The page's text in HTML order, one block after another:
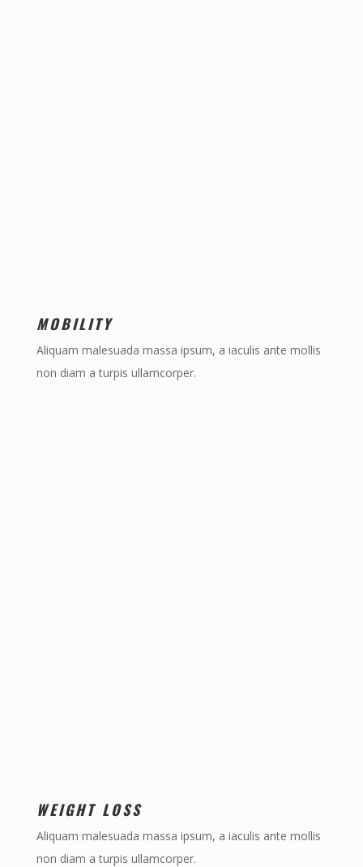
MOBILITY
Aliquam malesuada massa ipsum, a iaculis ante mollis
non diam a turpis ullamcorper.
WEIGHT LOSS
Aliquam malesuada massa ipsum, a iaculis ante mollis
non diam a turpis ullamcorper.